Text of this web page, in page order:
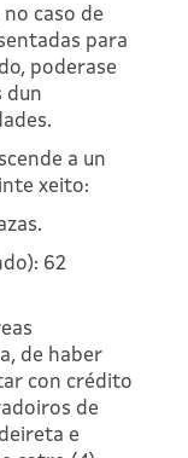
caso de
para
poderase
dun
a un
xeito:
62
de haber
con crédito
de
e